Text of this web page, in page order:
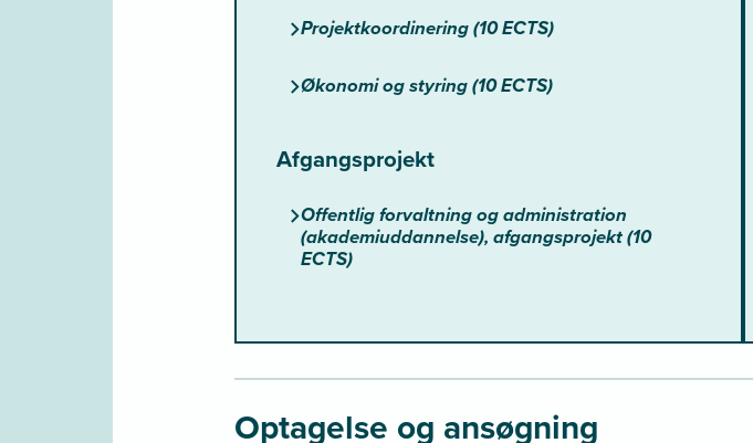
Projektkoordinering (10 ECTS)
Økonomi og styring (10 ECTS)
Afgangsprojekt
Offentlig forvaltning og administration
(akademiuddannelse), afgangsprojekt (10
ECTS)
Optagelse og ansøgning